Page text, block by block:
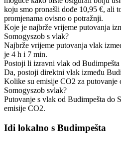
koju smo pronašli dođe 10,95 €, ali
promjenama ovisno o potražnji.
Koje je najbrže vrijeme putovanja
Somogyszob s vlak?
Najbrže vrijeme putovanja vlak
je 4 h i 7 min.
Postoji li izravni vlak od Budimpešta
Da, postoji direktni vlak između
Kolike su emisije CO2 za putovanje
Somogyszob svlak?
Putovanje s vlak od Budimpešta do
emisije CO2.
Idi lokalno s Budimpešta